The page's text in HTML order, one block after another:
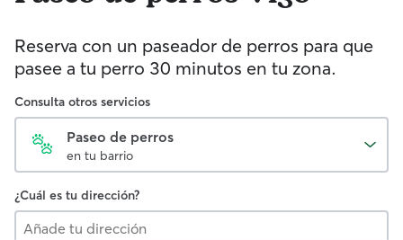
Reserva con un paseador de perros para que
pasee a tu perro 30 minutos en tu zona.
Consulta otros servicios
Paseo de perros
en tu barrio
¿Cuál es tu dirección?